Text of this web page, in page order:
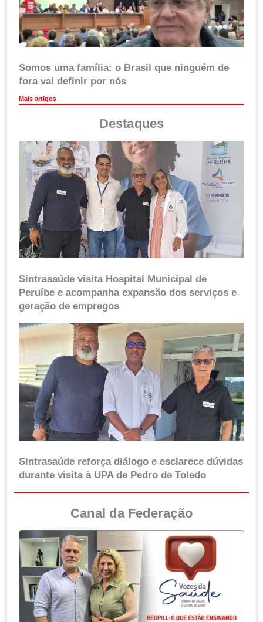
Somos uma família: o Brasil que ninguém de
fora vai definir por nós
Mais artigos
Destaques
Sintrasaúde visita Hospital Municipal de
Peruíbe e acompanha expansão dos serviços e
geração de empregos
Sintrasaúde reforça diálogo e esclarece dúvidas
durante visita à UPA de Pedro de Toledo
Canal da Federação